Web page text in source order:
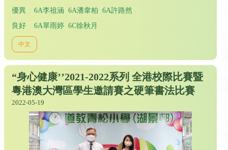
優異 6A李祖涵 6A潘韋柏 6A許路然
良好 6A單雨婷 6C徐秋月
中文
“身心健康’’2021-2022系列 全港校際比賽暨
粵港澳大灣區學生邀請賽之硬筆書法比賽
2022-05-19